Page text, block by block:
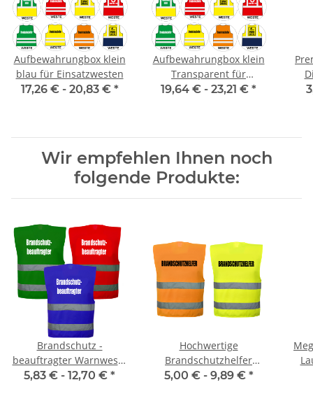
Aufbewahrungbox klein
blau für Einsatzwesten
17,26 € - 20,83 € *
Aufbewahrungbox klein
Transparent für
Einsatzwesten
19,64 € - 23,21 € *
Wir empfehlen Ihnen noch
folgende Produkte:
Brandschutz -
beauftragter Warnweste
Sonderfarbe in 10
5,83 € - 12,70 € *
Hochwertige
Brandschutzhelfer
Warnweste in 10 größen
5,00 € - 9,89 € *